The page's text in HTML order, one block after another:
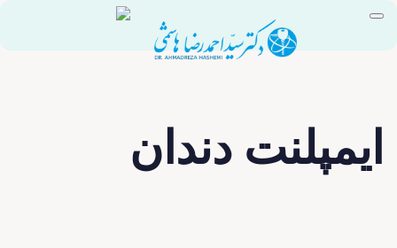
ایمپلنت دندان